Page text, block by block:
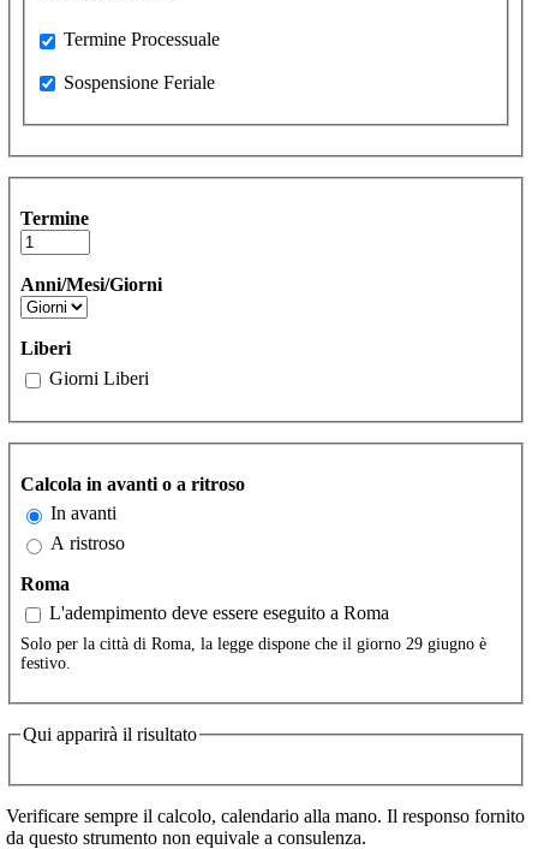
Processuale
Termine Processuale
Sospensione Feriale
Sospensione Feriale
Termine
Anni/Mesi/Giorni
Liberi
Giorni Liberi
Calcola in avanti o a ritroso
In avanti
A ristroso
Roma
L'adempimento deve essere eseguito a Roma
Solo per la città di Roma, la legge dispone che il giorno 29 giugno è
festivo.
Qui apparirà il risultato
Verificare sempre il calcolo, calendario alla mano. Il responso fornito
da questo strumento non equivale a consulenza.